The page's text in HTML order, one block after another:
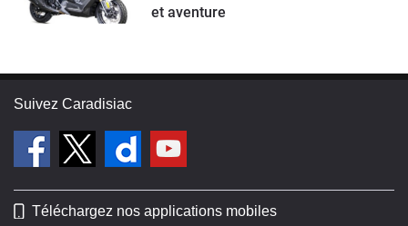
et aventure
Suivez Caradisiac
Téléchargez nos applications mobiles